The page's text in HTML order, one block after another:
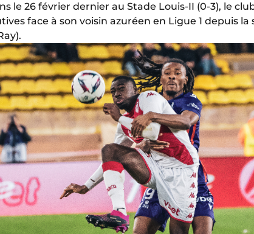
le 26 février dernier au Stade Louis-II (0-3), le
face à son voisin azuréen en Ligue 1 depuis la